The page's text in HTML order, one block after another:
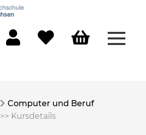
Computer und Beruf
>> Kursdetails